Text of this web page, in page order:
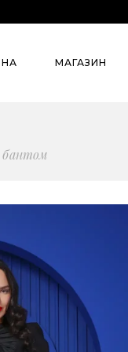
МАГАЗИН
Pre-
Evening
Для
Summer`26
Всі товари
Костюми
Сукні